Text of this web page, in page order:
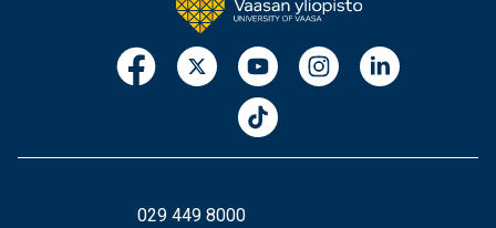
029 449 8000